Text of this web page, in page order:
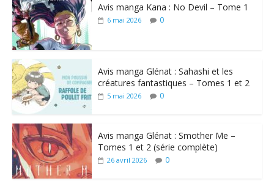
Avis manga Kana : No Devil – Tome 1
6 mai 2026 0
Avis manga Glénat : Sahashi et les
créatures fantastiques – Tomes 1 et 2
5 mai 2026 0
Avis manga Glénat : Smother Me –
Tomes 1 et 2 (série complète)
26 avril 2026 0